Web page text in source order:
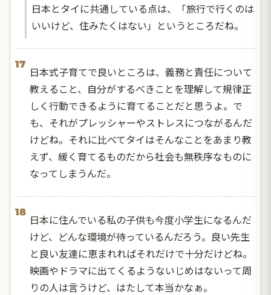
日本とタイに共通している点は、「旅行で行くのは
いいけど、住みたくはない」というところだね。
17
日本式子育てで良いところは、義務と責任について
教えること、自分がするべきことを理解して規律正
しく行動できるように育てることだと思うよ。で
も、それがプレッシャーやストレスにつながるんだ
けどね。それに比べてタイはそんなことをあまり教
えず、緩く育てるものだから社会も無秩序なものに
なってしまうんだ。
18
日本に住んでいる私の子供も今度小学生になるんだ
けど、どんな環境が待っているんだろう。良い先生
と良い友達に恵まれればそれだけで十分だけどね。
映画やドラマに出てくるようないじめはないって周
りの人は言うけど、はたして本当かなぁ。